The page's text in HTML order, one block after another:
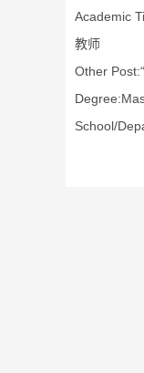
Academic
教师
Other
School/